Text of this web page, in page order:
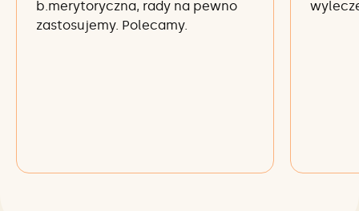
b.merytoryczna, rady na pewno
zastosujemy. Polecamy.